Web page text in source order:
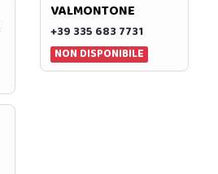
VALMONTONE
+39 335 683 7731
NON DISPONIBILE